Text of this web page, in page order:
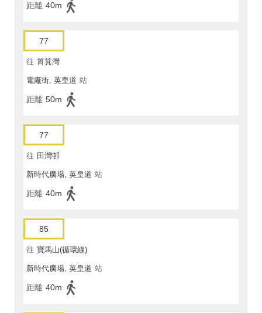
距離 40m
77
往 筲箕灣
電廠街, 英皇道 站
距離 50m
77
往 田灣邨
新時代廣場, 英皇道 站
距離 40m
85
往 寶馬山(循環線)
新時代廣場, 英皇道 站
距離 40m